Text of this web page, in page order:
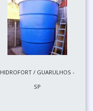
HIDROFORT / GUARULHOS -
SP